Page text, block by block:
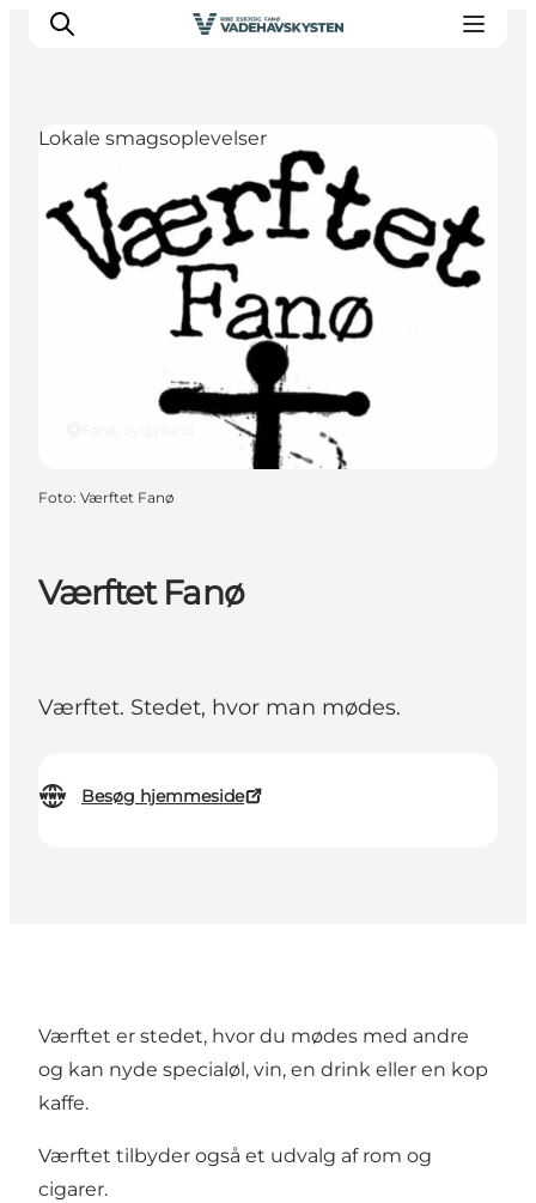
Oplev Ribe
Oplev Esbjerg
Oplev Fanø
Oplev Mandø
Oplev Vadehavet
Værftet Fanø
Værftet. Stedet, hvor man mødes.
Besøg hjemmeside
Lokale smagsoplevelser
Foto: Værftet Fanø
Værftet er stedet, hvor du mødes med andre
og kan nyde specialøl, vin, en drink eller en kop
kaffe.
Værftet tilbyder også et udvalg af rom og
cigarer.